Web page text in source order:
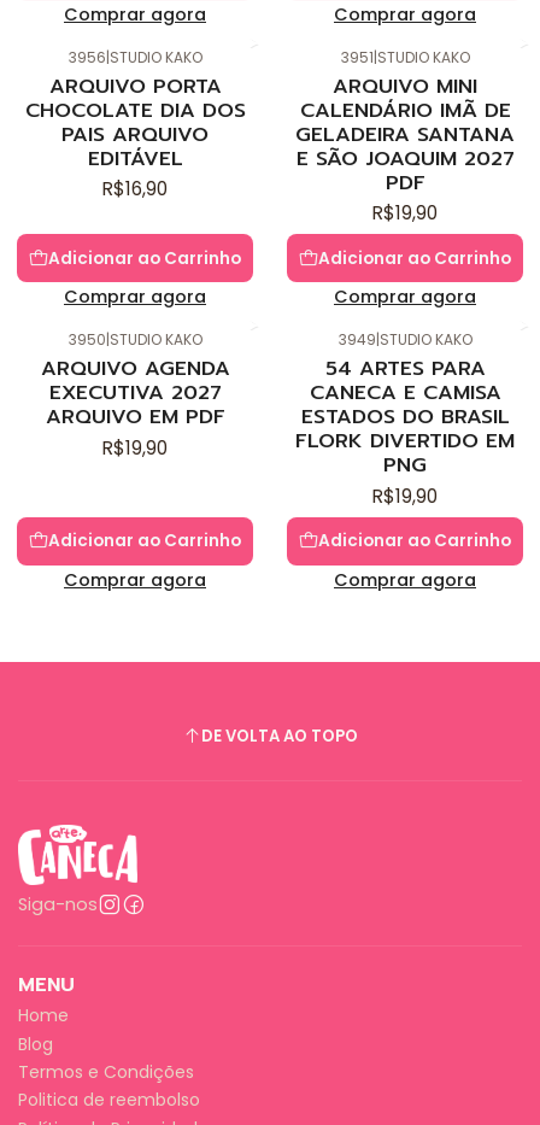
Comprar agora Comprar agora
3956|STUDIO KAKO
ARQUIVO PORTA
CHOCOLATE DIA DOS
PAIS ARQUIVO
EDITÁVEL
R$16,90
Adicionar ao Carrinho
Comprar agora
3951|STUDIO KAKO
ARQUIVO MINI
CALENDÁRIO IMÃ DE
GELADEIRA SANTANA
E SÃO JOAQUIM 2027
PDF
R$19,90
Adicionar ao Carrinho
Comprar agora
3950|STUDIO KAKO
ARQUIVO AGENDA
EXECUTIVA 2027
ARQUIVO EM PDF
R$19,90
Adicionar ao Carrinho
Comprar agora
3949|STUDIO KAKO
54 ARTES PARA
CANECA E CAMISA
ESTADOS DO BRASIL
FLORK DIVERTIDO EM
PNG
R$19,90
Adicionar ao Carrinho
Comprar agora
DE VOLTA AO TOPO
Siga-nos
MENU
Home
Blog
Termos e Condições
Politica de reembolso